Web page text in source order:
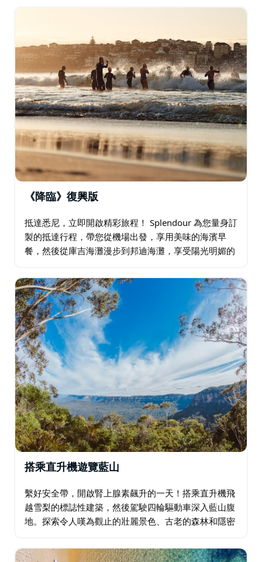
《降臨》復興版
抵達悉尼，立即開啟精彩旅程！ Splendour 為您量身訂
製的抵達行程，帶您從機場出發，享用美味的海濱早
餐，然後從庫吉海灘漫步到邦迪海灘，享受陽光明媚的
放鬆身心，感受當地文化…
搭乘直升機遊覽藍山
繫好安全帶，開啟腎上腺素飆升的一天！搭乘直升機飛
越雪梨的標誌性建築，然後駕駛四輪驅動車深入藍山腹
地。探索令人嘆為觀止的壯麗景色、古老的森林和隱密
充滿刺激與自然奇觀－砂岩洞穴或雨林盛宴，任您選